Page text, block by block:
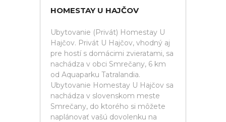
HOMESTAY U HAJČOV
Ubytovanie (Privát) Homestay U
Hajčov. Privát U Hajčov, vhodný aj
pre hostí s domácimi zvieratami, sa
nachádza v obci Smrečany, 6 km
od Aquaparku Tatralandia.
Ubytovanie Homestay U Hajčov sa
nachádza v slovenskom meste
Smrečany, do ktorého si môžete
naplánovať vašú dovolenku na